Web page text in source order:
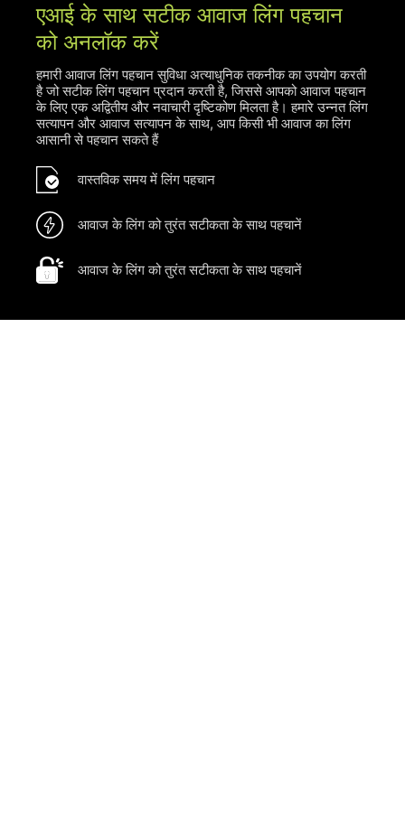
एआई के साथ सटीक आवाज लिंग पहचान
को अनलॉक करें
हमारी आवाज लिंग पहचान सुविधा अत्याधुनिक तकनीक का उपयोग करती
है जो सटीक लिंग पहचान प्रदान करती है, जिससे आपको आवाज पहचान
के लिए एक अद्वितीय और नवाचारी दृष्टिकोण मिलता है। हमारे उन्नत लिंग
सत्यापन और आवाज सत्यापन के साथ, आप किसी भी आवाज का लिंग
आसानी से पहचान सकते हैं
वास्तविक समय में लिंग पहचान
आवाज के लिंग को तुरंत सटीकता के साथ पहचानें
आवाज के लिंग को तुरंत सटीकता के साथ पहचानें